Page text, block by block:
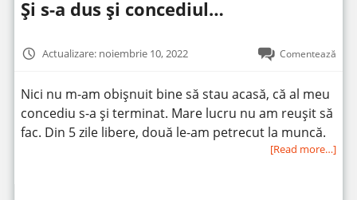
Și s-a dus și concediul…
Actualizare: noiembrie 10, 2022 Comentează
Nici nu m-am obișnuit bine să stau acasă, că al meu
concediu s-a și terminat. Mare lucru nu am reușit să
fac. Din 5 zile libere, două le-am petrecut la muncă.
[Read more…]